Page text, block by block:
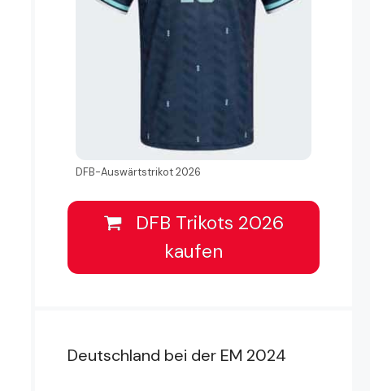
DFB-Auswärtstrikot 2026
DFB Trikots 2026
kaufen
Deutschland bei der EM 2024